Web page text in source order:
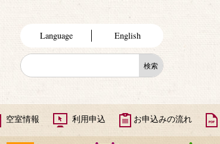
Language English
空室情報 利用申込 お申込みの流れ